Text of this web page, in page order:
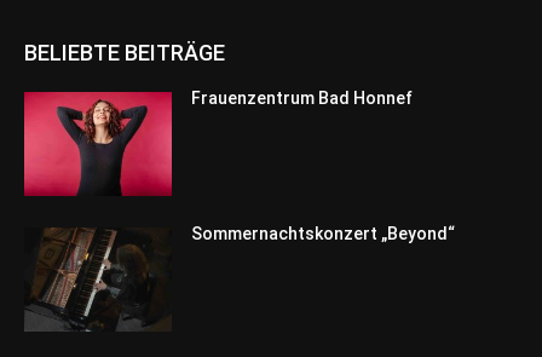
BELIEBTE BEITRÄGE
Frauenzentrum Bad Honnef
Sommernachtskonzert „Beyond“